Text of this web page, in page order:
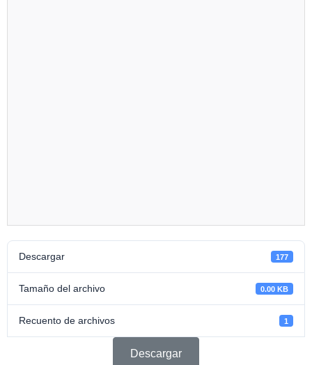
Descargar 177
Tamaño del archivo 0.00 KB
Recuento de archivos 1
Descargar